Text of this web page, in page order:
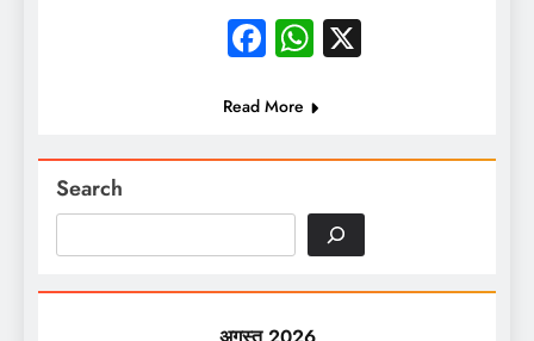
Facebook
WhatsApp
X
Read More
Search